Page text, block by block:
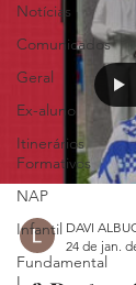
Notícias
Comunicados
Geral
Ex-aluno
Itinerários
Formativos
NAP
Infantil
Fundamental
DAVI
24 de jan.